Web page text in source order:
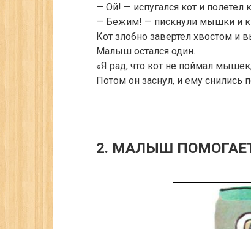
— Ой! — испугался кот и полетел
— Бежим! — пискнули мышки и
Кот злобно завертел хвостом и
Малыш остался один.
«Я рад, что кот не поймал
Потом он заснул, и ему снились
2. МАЛЫШ